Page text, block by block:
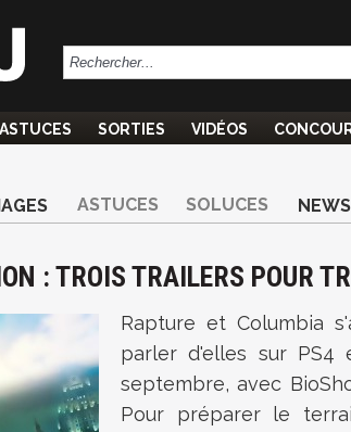
ASTUCES SORTIES VIDÉOS
ASTUCES SOLUCES NEWS
: TROIS TRAILERS POUR
Rapture et Columbia
parler d'elles sur PS4
septembre, avec
Pour préparer le